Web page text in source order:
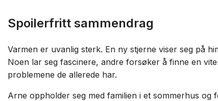
Spoilerfritt sammendrag
Varmen er uvanlig sterk. En ny stjerne viser seg på
Noen lar seg fascinere, andre forsøker å finne en
problemene de allerede har.
Arne oppholder seg med familien i et sommerhus